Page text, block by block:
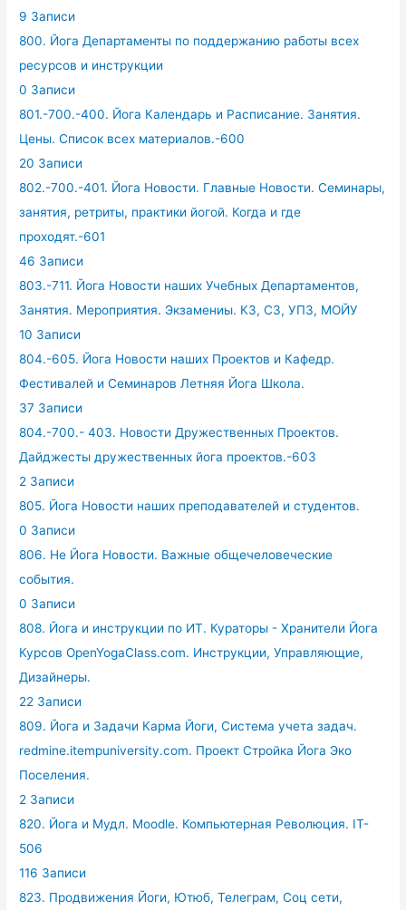
9 Записи
800. Йога Департаменты по поддержанию работы всех
ресурсов и инструкции
0 Записи
801.-700.-400. Йога Календарь и Расписание. Занятия.
Цены. Список всех материалов.-600
20 Записи
802.-700.-401. Йога Новости. Главные Новости. Семинары,
занятия, ретриты, практики йогой. Когда и где
проходят.-601
46 Записи
803.-711. Йога Новости наших Учебных Департаментов,
Занятия. Мероприятия. Экзамениы. КЗ, СЗ, УПЗ, МОЙУ
10 Записи
804.-605. Йога Новости наших Проектов и Кафедр.
Фестивалей и Семинаров Летняя Йога Школа.
37 Записи
804.-700.- 403. Новости Дружественных Проектов.
Дайджесты дружественных йога проектов.-603
2 Записи
805. Йога Новости наших преподавателей и студентов.
0 Записи
806. Не Йога Новости. Важные общечеловеческие
события.
0 Записи
808. Йога и инструкции по ИТ. Кураторы - Хранители Йога
Курсов OpenYogaClass.com. Инструкции, Управляющие,
Дизайнеры.
22 Записи
809. Йога и Задачи Карма Йоги, Система учета задач.
redmine.itempuniversity.com. Проект Стройка Йога Эко
Поселения.
2 Записи
820. Йога и Мудл. Moodle. Компьютерная Революция. IT-
506
116 Записи
823. Продвижения Йоги, Ютюб, Телеграм, Соц сети,